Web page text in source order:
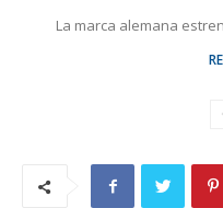
La marca alemana